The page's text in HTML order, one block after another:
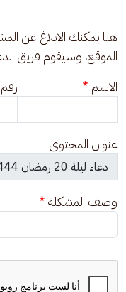
هنا يمكنك الابلاغ عن
الموقع، وسيقوم فريق
الاسم
عنوان المحتوى
وصف المشكلة